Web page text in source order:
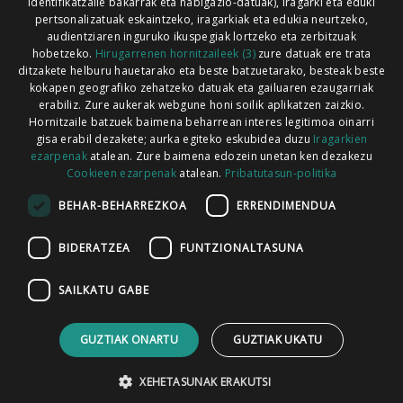
Codesyntaxek garatua
PUBLIZITATEA
HARREMANETARAKO
pertsonalizatuak eskaintzeko, iragarkiak eta edukia neurtzeko,
audientziaren inguruko ikuspegiak lortzeko eta zerbitzuak
hobetzeko. Hirugarrenen hornitzaileek (3)zure datuak ere trata
ditzakete helburu hauetarako eta beste batzuetarako, besteak beste
kokapen geografiko zehatzeko datuak eta gailuaren ezaugarriak
erabiliz. Zure aukerak webgune honi soilik aplikatzen zaizkio.
Hornitzaile batzuek baimena beharrean interes legitimoa oinarri
gisa erabil dezakete; aurka egiteko eskubidea duzu Iragarkien
ezarpenakatalean. Zure baimena edozein unetan ken dezakezu
Cookieen ezarpenak atalean. Pribatutasun-politika
BEHAR-BEHARREZKOA ERRENDIMENDUA
BIDERATZEA FUNTZIONALTASUNA
SAILKATU GABE
GUZTIAK ONARTU GUZTIAK UKATU
XEHETASUNAK ERAKUTSI